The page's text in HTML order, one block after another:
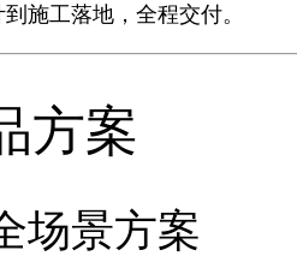
施工落地，全程交付。
方案
场景方案